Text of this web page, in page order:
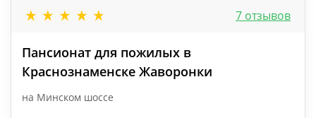
7 отзывов
Пансионат для пожилых в
Краснознаменске Жаворонки
на Минском шоссе